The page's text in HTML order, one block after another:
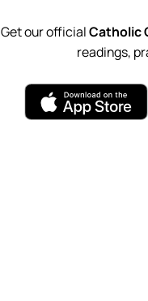
Get our officialCatholic
readings,